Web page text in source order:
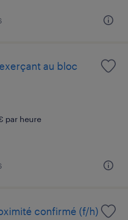
au bloc
par heure
confirmé (f/h)